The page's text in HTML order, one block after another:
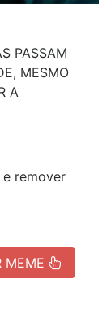
PASSAM
MESMO
A
remover
MEME